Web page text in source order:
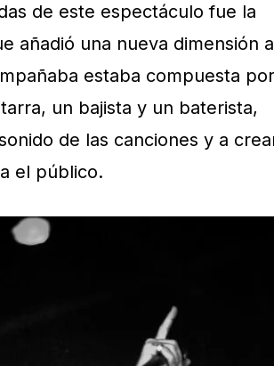
de este espectáculo fue la
añadió una nueva dimensión a
estaba compuesta por
un bajista y un baterista,
de las canciones y a
el público.